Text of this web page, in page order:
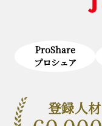
ProShare
プロシェア
登録人材